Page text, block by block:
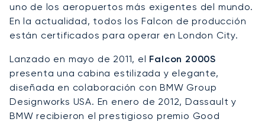
uno de los aeropuertos más exigentes del mundo.
En la actualidad, todos los Falcon de producción
están certificados para operar en London City.
Lanzado en mayo de 2011, el Falcon 2000S
presenta una cabina estilizada y elegante,
diseñada en colaboración con BMW Group
Designworks USA. En enero de 2012, Dassault y
BMW recibieron el prestigioso premio Good